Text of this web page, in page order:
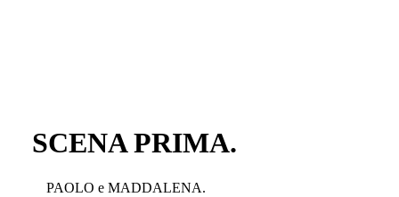
SCENA PRIMA.
PAOLO e MADDALENA.